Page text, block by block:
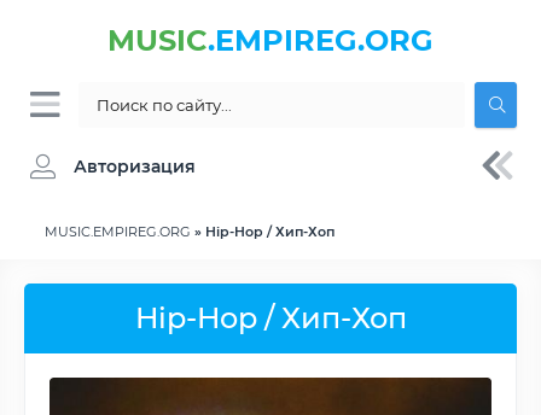
MUSIC.EMPIREG.ORG
Авторизация
MUSIC.EMPIREG.ORG » Hip-Hop / Хип-Хоп
Hip-Hop / Хип-Хоп